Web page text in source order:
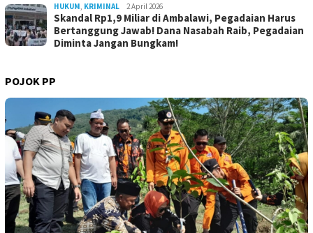
HUKUM, KRIMINAL 2 April 2026
Skandal Rp1,9 Miliar di Ambalawi, Pegadaian Harus
Bertanggung Jawab! Dana Nasabah Raib, Pegadaian
Diminta Jangan Bungkam!
POJOK PP